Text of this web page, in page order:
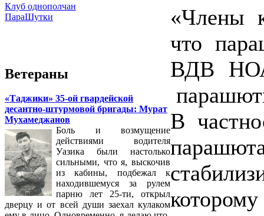
Клуб однополчан
ПараШутки
Ветераны
«Таджики» 35-ой гвардейской
десантно-штурмовой бригады: Мурат
Мухамеджанов
Боль и возмущение
действиями водителя
Уазика были настолько
сильными, что я, выскочив
из кабины, подбежал к
находившемуся за рулем
парню лет 25-ти, открыл
дверцу и от всей души заехал кулаком
«Члены
что
ВДВ
В